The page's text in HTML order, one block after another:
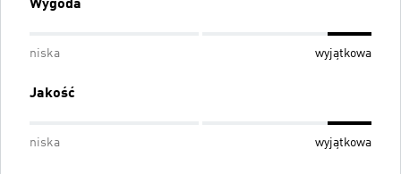
Wygoda
niska wyjątkowa
Jakość
niska wyjątkowa